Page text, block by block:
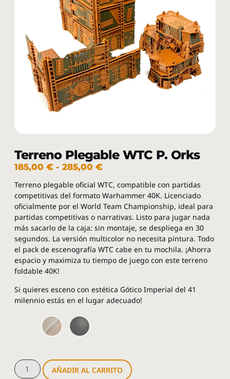
Terreno Plegable WTC P. Orks
185,00 € - 285,00 €
Terreno plegable oficial WTC, compatible con partidas
competitivas del formato Warhammer 40K. Licenciado
oficialmente por el World Team Championship, ideal para
partidas competitivas o narrativas. Listo para jugar nada
más sacarlo de la caja: sin montaje, se despliega en 30
segundos. La versión multicolor no necesita pintura. Todo
el pack de escenografía WTC cabe en tu mochila. ¡Ahorra
espacio y maximiza tu tiempo de juego con este terreno
foldable 40K!
Si quieres esceno con estética Gótico Imperial del 41
milennio estás en el lugar adecuado!
AÑADIR AL CARRITO